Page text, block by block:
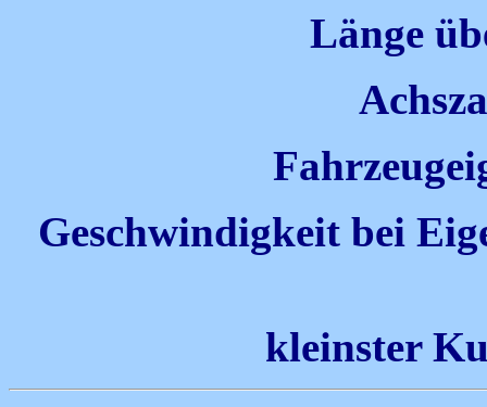
Länge
Geschwindigkeit bei
kleinster